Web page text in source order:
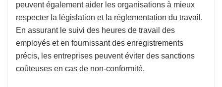
peuvent également aider les organisations à mieux
respecter la législation et la réglementation du travail.
En assurant le suivi des heures de travail des
employés et en fournissant des enregistrements
précis, les entreprises peuvent éviter des sanctions
coûteuses en cas de non-conformité.